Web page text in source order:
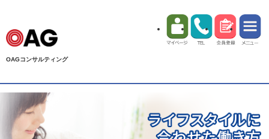
OAGコンサルティング